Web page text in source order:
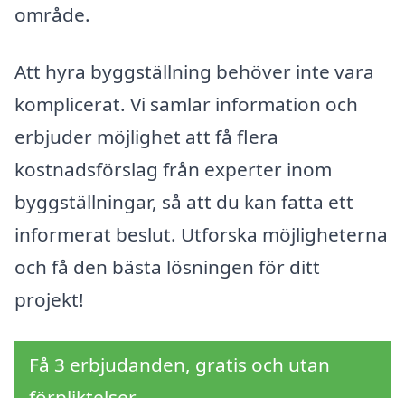
område.
Att hyra byggställning behöver inte vara
komplicerat. Vi samlar information och
erbjuder möjlighet att få flera
kostnadsförslag från experter inom
byggställningar, så att du kan fatta ett
informerat beslut. Utforska möjligheterna
och få den bästa lösningen för ditt
projekt!
Få 3 erbjudanden, gratis och utan